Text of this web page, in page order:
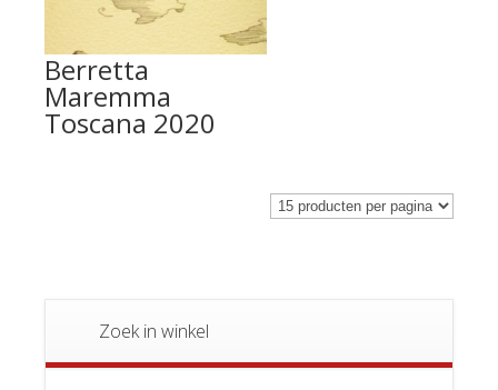
Berretta
Maremma
Toscana 2020
Zoek in winkel